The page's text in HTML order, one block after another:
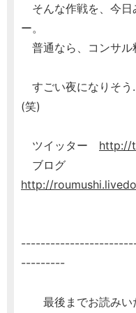
そんな作戦を、今日
ー。
普通なら、コンサル
すごい夜になりそう
(笑)
ツイッター http://
ブログ
http://
---------
最後までお読みい